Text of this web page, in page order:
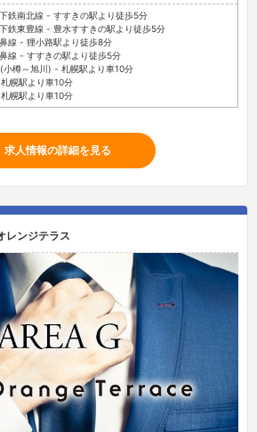
鉄南北線 - すすきの駅より徒歩5分
鉄東豊線 - 豊水すすきの駅より徒歩5分
線 - 狸小路駅より徒歩8分
線 - すすきの駅より徒歩5分
小樽～旭川) - 札幌駅より車10分
幌駅より車10分
幌駅より車10分
求人情報の詳細を見る
レンジテラス